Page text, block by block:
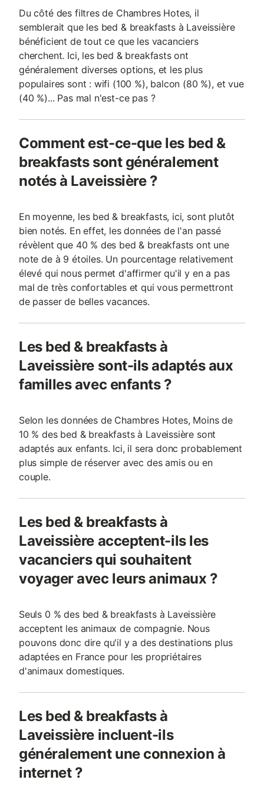
Du côté des filtres de Chambres Hotes, il
semblerait que les bed & breakfasts à Laveissière
bénéficient de tout ce que les vacanciers
cherchent. Ici, les bed & breakfasts ont
généralement diverses options, et les plus
populaires sont : wifi (100 %), balcon (80 %), et vue
(40 %)... Pas mal n'est-ce pas ?
Comment est-ce-que les bed &
breakfasts sont généralement
notés à Laveissière ?
En moyenne, les bed & breakfasts, ici, sont plutôt
bien notés. En effet, les données de l'an passé
révèlent que 40 % des bed & breakfasts ont une
note de à 9 étoiles. Un pourcentage relativement
élevé qui nous permet d'affirmer qu'il y en a pas
mal de très confortables et qui vous permettront
de passer de belles vacances.
Les bed & breakfasts à
Laveissière sont-ils adaptés aux
familles avec enfants ?
Selon les données de Chambres Hotes, Moins de
10 % des bed & breakfasts à Laveissière sont
adaptés aux enfants. Ici, il sera donc probablement
plus simple de réserver avec des amis ou en
couple.
Les bed & breakfasts à
Laveissière acceptent-ils les
vacanciers qui souhaitent
voyager avec leurs animaux ?
Seuls 0 % des bed & breakfasts à Laveissière
acceptent les animaux de compagnie. Nous
pouvons donc dire qu'il y a des destinations plus
adaptées en France pour les propriétaires
d'animaux domestiques.
Les bed & breakfasts à
Laveissière incluent-ils
généralement une connexion à
internet ?